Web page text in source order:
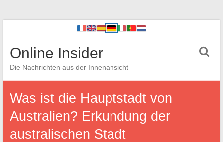
Online Insider
Die Nachrichten aus der Innenansicht
Was ist die Hauptstadt von
Australien? Erkundung der
australischen Stadt